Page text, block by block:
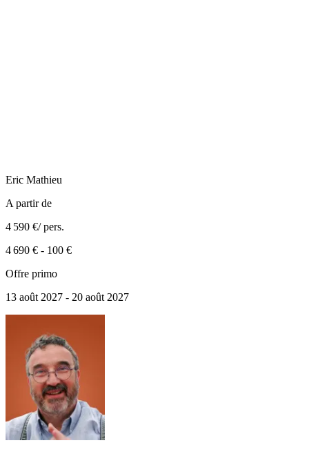
Eric Mathieu
A partir de
4 590 €/ pers.
4 690 € - 100 €
Offre primo
13 août 2027 - 20 août 2027